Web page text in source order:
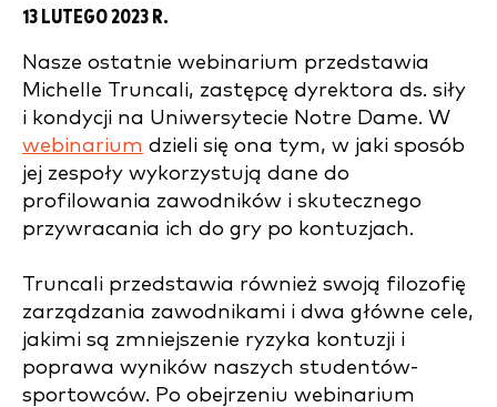
13 LUTEGO 2023 R.
Nasze ostatnie webinarium przedstawia
Michelle Truncali, zastępcę dyrektora ds. siły
i kondycji na Uniwersytecie Notre Dame. W
webinarium dzieli się ona tym, w jaki sposób
jej zespoły wykorzystują dane do
profilowania zawodników i skutecznego
przywracania ich do gry po kontuzjach.
Truncali przedstawia również swoją filozofię
zarządzania zawodnikami i dwa główne cele,
jakimi są zmniejszenie ryzyka kontuzji i
poprawa wyników naszych studentów-
sportowców. Po obejrzeniu webinarium